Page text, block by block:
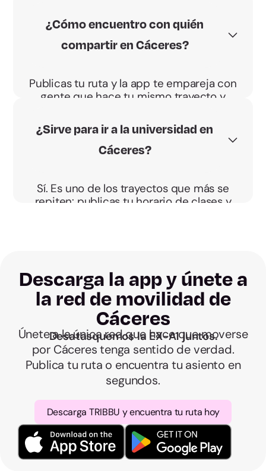
conduces, el BBono Energético te paga
0,04 €/km por pasajero.
¿Cómo encuentro con quién
compartir en Cáceres?
Publicas tu ruta y la app te empareja con
gente que hace tu mismo trayecto y
vais directos, sin desvíos.
¿Sirve para ir a la universidad en
Cáceres?
Sí. Es uno de los trayectos que más se
repiten: publicas tu horario de clases y
Descarga la app y únete a
la red de movilidad de
Cáceres
Desatasquemos la EX-A1 juntos.
Únete a la única red que hace que moverse
por Cáceres tenga sentido de verdad.
Publica tu ruta o encuentra tu asiento en
segundos.
Descarga TRIBBU y encuentra tu ruta hoy